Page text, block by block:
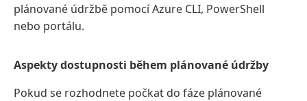
plánované údržbě pomocí Azure CLI, PowerShell
nebo portálu.
Aspekty dostupnosti během plánované údržby
Pokud se rozhodnete počkat do fáze plánované